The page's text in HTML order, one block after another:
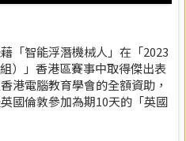
「智能浮潛機械人」在「2023
）」香港區賽事中取得傑出表
港電腦教育學會的全額資助，
國倫敦參加為期10天的「英國